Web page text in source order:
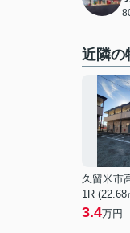
近隣の
久留米市
1R (22.68
3.4万円